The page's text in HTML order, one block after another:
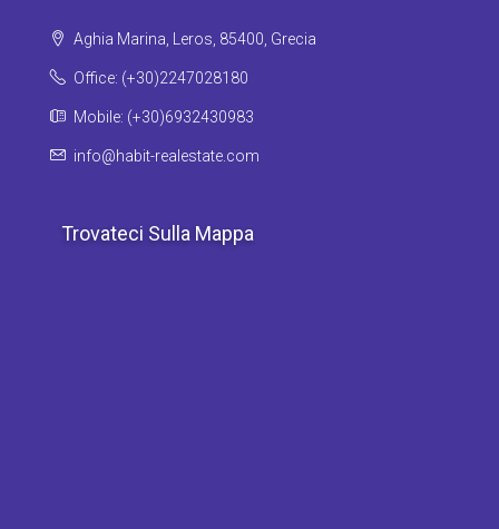
Aghia Marina, Leros, 85400, Grecia
Office: (+30)2247028180
Mobile: (+30)6932430983
info@habit-realestate.com
Trovateci Sulla Mappa